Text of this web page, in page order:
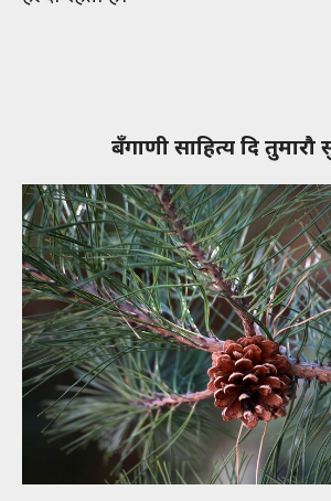
बँगाणी साहित्य दि तुमारौ